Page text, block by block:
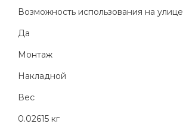
Возможность использования на улице
Да
Монтаж
Накладной
Вес
0.02615 кг